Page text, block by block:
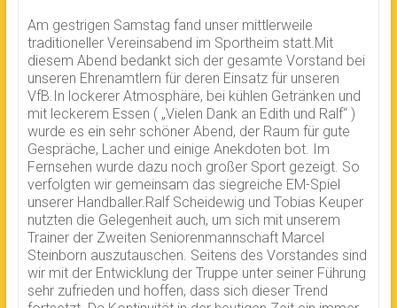
Am gestrigen Samstag fand unser mittlerweile
traditioneller Vereinsabend im Sportheim statt.Mit
diesem Abend bedankt sich der gesamte Vorstand bei
unseren Ehrenamtlern für deren Einsatz für unseren
VfB.In lockerer Atmosphäre, bei kühlen Getränken und
mit leckerem Essen ( „Vielen Dank an Edith und Ralf“ )
wurde es ein sehr schöner Abend, der Raum für gute
Gespräche, Lacher und einige Anekdoten bot. Im
Fernsehen wurde dazu noch großer Sport gezeigt. So
verfolgten wir gemeinsam das siegreiche EM-Spiel
unserer Handballer.Ralf Scheidewig und Tobias Keuper
nutzten die Gelegenheit auch, um sich mit unserem
Trainer der Zweiten Seniorenmannschaft Marcel
Steinborn auszutauschen. Seitens des Vorstandes sind
wir mit der Entwicklung der Truppe unter seiner Führung
sehr zufrieden und hoffen, dass sich dieser Trend